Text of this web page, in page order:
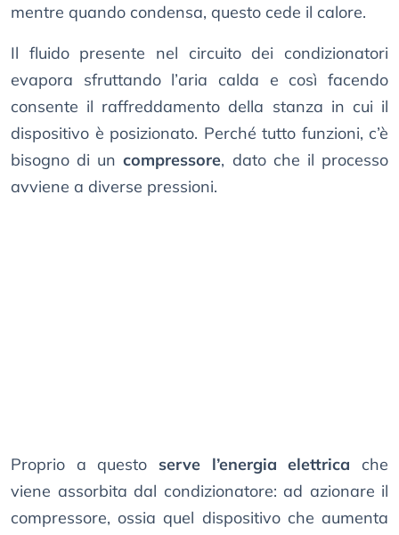
mentre quando condensa, questo cede il calore.
Il fluido presente nel circuito dei condizionatori
evapora sfruttando l’aria calda e così facendo
consente il raffreddamento della stanza in cui il
dispositivo è posizionato. Perché tutto funzioni, c’è
bisogno di uncompressore, dato che il processo
avviene a diverse pressioni.
Proprio a questo serve l’energia elettrica che
viene assorbita dal condizionatore: ad azionare il
compressore, ossia quel dispositivo che aumenta